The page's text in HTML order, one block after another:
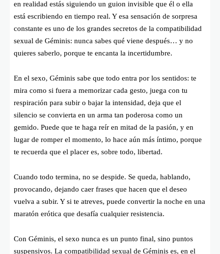
en realidad estás siguiendo un guion invisible que él o ella
está escribiendo en tiempo real. Y esa sensación de sorpresa
constante es uno de los grandes secretos de la compatibilidad
sexual de Géminis: nunca sabes qué viene después… y no
quieres saberlo, porque te encanta la incertidumbre.
En el sexo, Géminis sabe que todo entra por los sentidos: te
mira como si fuera a memorizar cada gesto, juega con tu
respiración para subir o bajar la intensidad, deja que el
silencio se convierta en un arma tan poderosa como un
gemido. Puede que te haga reír en mitad de la pasión, y en
lugar de romper el momento, lo hace aún más íntimo, porque
te recuerda que el placer es, sobre todo, libertad.
Cuando todo termina, no se despide. Se queda, hablando,
provocando, dejando caer frases que hacen que el deseo
vuelva a subir. Y si te atreves, puede convertir la noche en una
maratón erótica que desafía cualquier resistencia.
Con Géminis, el sexo nunca es un punto final, sino puntos
suspensivos. La compatibilidad sexual de Géminis es, en el